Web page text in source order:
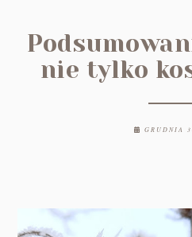
nie tylko
GRUDNIA